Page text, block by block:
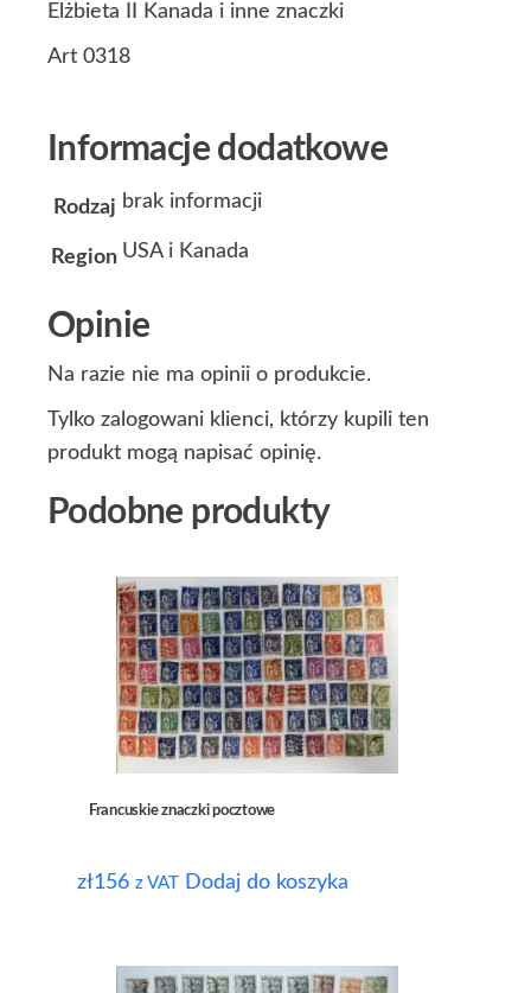
Elżbieta II Kanada i inne znaczki
Art 0318
Informacje dodatkowe
Rodzaj brak informacji
Region USA i Kanada
Opinie
Na razie nie ma opinii o produkcie.
Tylko zalogowani klienci, którzy kupili ten
produkt mogą napisać opinię.
Podobne produkty
Francuskie znaczki pocztowe
zł156 z VAT Dodaj do koszyka